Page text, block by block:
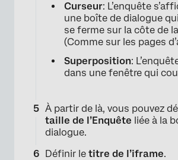
Curseur: L’enquête
une boîte de dialogue
se ferme sur la côte de
(Comme sur les pages
Superposition:
dans une fenêtre qui
À partir de là, vous pouvez
taille de l’Enquête liée à la
dialogue.
Définir le titre de l’iframe.